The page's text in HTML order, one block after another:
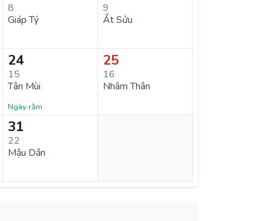
8
Giáp Tý
9
Ất Sửu
24
15
Tân Mùi
Ngày rằm
25
16
Nhâm Thân
31
22
Mậu Dần